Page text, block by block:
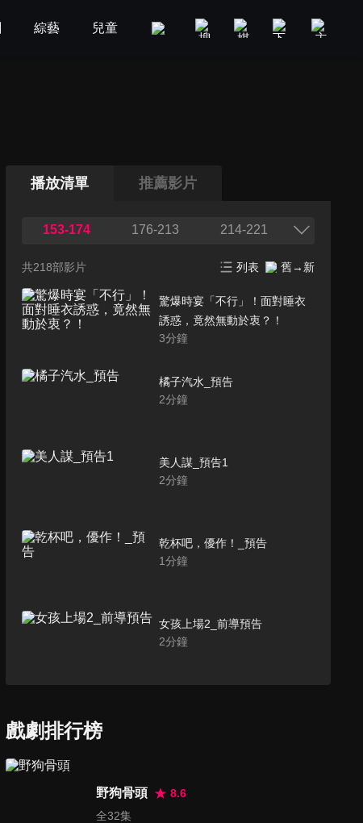
綜藝 兒童 GOOD TV 娛樂 美食旅遊
播放清單 推薦影片
153-174 176-213 214-221
共218部影片 列表 舊→新
驚爆時宴「不行」！面對睡衣
誘惑，竟然無動於衷？！
3分鐘
橘子汽水_預告
2分鐘
美人謀_預告1
2分鐘
乾杯吧，優作！_預告
1分鐘
女孩上場2_前導預告
2分鐘
1
戲劇排行榜
野狗骨頭
8.6
全32集